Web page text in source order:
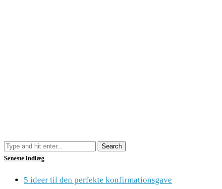
Seneste indlæg
5 ideer til den perfekte konfirmationsgave